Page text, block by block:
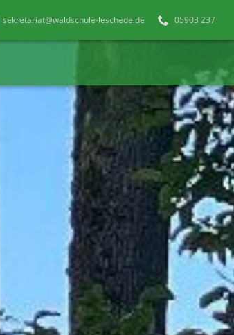
sekretariat@waldschule-leschede.de 05903 237